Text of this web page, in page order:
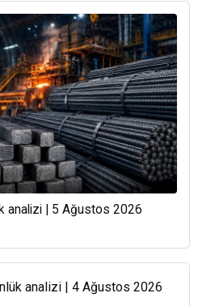
analizi | 5 Ağustos 2026
analizi | 4 Ağustos 2026